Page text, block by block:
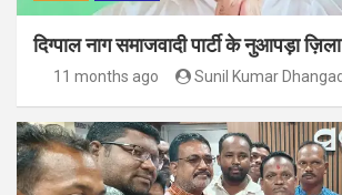
दिग्पाल नाग समाजवादी पार्टी के नुआपड़ा
11 months ago Sunil Kumar